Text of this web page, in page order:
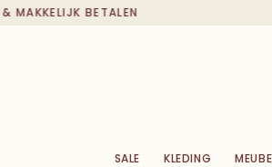
BETALEN
SALE KLEDING